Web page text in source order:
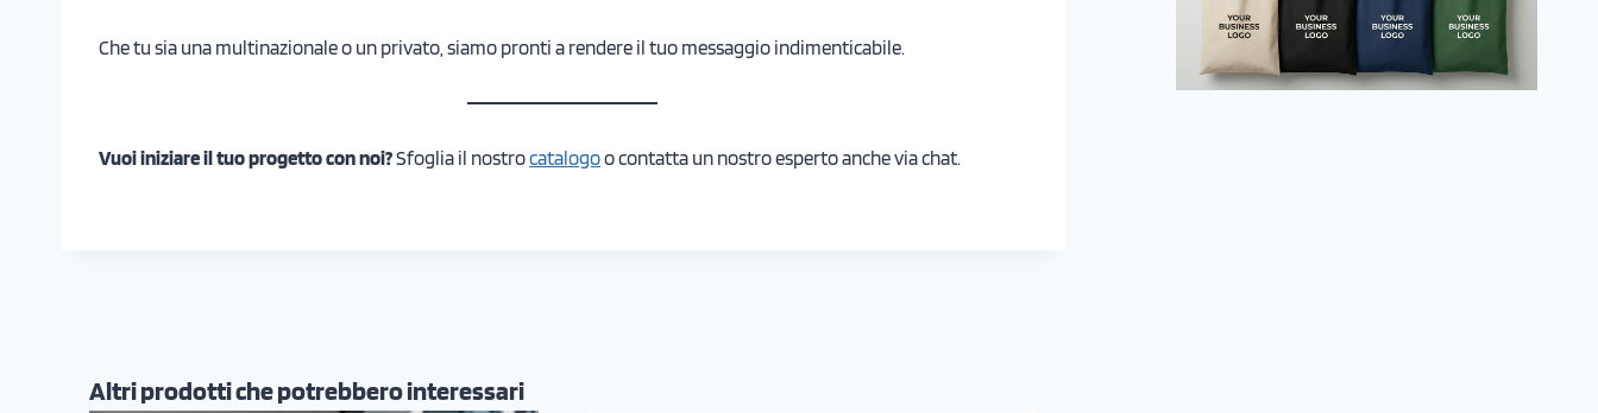
Che tu sia una multinazionale o un privato, siamo pronti a rendere il tuo messaggio indimenticabile.
Vuoi iniziare il tuo progetto con noi?Sfoglia il nostrocatalogoo contatta un nostro esperto anche via chat.
Altri prodotti che potrebbero interessari